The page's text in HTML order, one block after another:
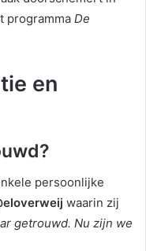
programma De
en
persoonlijke
waarin zij
getrouwd. Nu zijn we